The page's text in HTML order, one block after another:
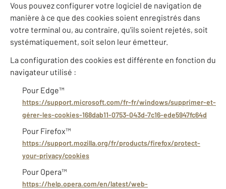
Vous pouvez configurer votre logiciel de navigation de
manière à ce que des cookies soient enregistrés dans
votre terminal ou, au contraire, qu'ils soient rejetés, soit
systématiquement, soit selon leur émetteur.
La configuration des cookies est différente en fonction du
navigateur utilisé :
Pour Edge™
https://support.microsoft.com/fr-fr/windows/supprimer-et-
gérer-les-cookies-168dab11-0753-043d-7c16-ede5947fc64d
Pour Firefox™
https://support.mozilla.org/fr/products/firefox/protect-
your-privacy/cookies
Pour Opera™
https://help.opera.com/en/latest/web-